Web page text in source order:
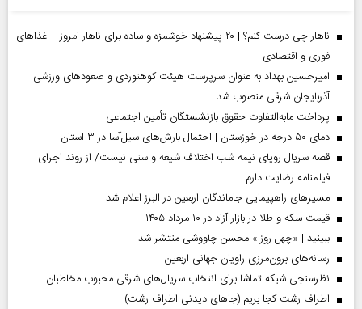
ناهار چی درست کنم؟ | ۲۰ پیشنهاد خوشمزه و ساده برای ناهار امروز + غذاهای
فوری و اقتصادی
امیرحسین بهداد به عنوان سرپرست هیئت کوهنوردی و صعودهای ورزشی
آذربایجان شرقی منصوب شد
پرداخت مابه‌التفاوت حقوق بازنشستگان تأمین اجتماعی
دمای ۵۰ درجه در خوزستان | احتمال بارش‌های سیل‌آسا در ۳ استان
قصه سریال رویای نیمه شب اختلاف شیعه و سنی نیست/ از روند اجرای
فیلمنامه رضایت دارم
مسیر‌های راهپیمایی جاماندگان اربعین در البرز اعلام شد
قیمت سکه و طلا در بازار آزاد در ۱۰ مرداد ۱۴۰۵
ببینید | «چهل روز » محسن چاووشی منتشر شد
رسانه‌های برون‌مرزی راویان جهانی اربعین
نظرسنجی شبکه تماشا برای انتخاب سریال‌های شرقی محبوب مخاطبان
اطراف رشت کجا بریم (جاهای دیدنی اطراف رشت)